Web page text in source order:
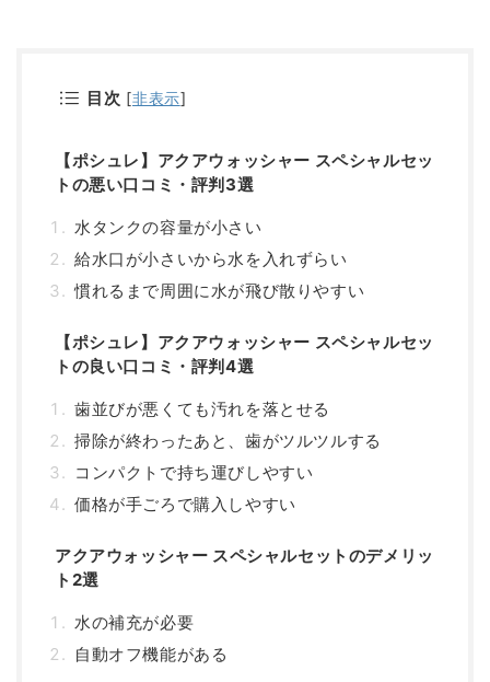
目次 [非表示]
【ポシュレ】アクアウォッシャー スペシャルセッ
トの悪い口コミ・評判3選
水タンクの容量が小さい
給水口が小さいから水を入れずらい
慣れるまで周囲に水が飛び散りやすい
【ポシュレ】アクアウォッシャー スペシャルセッ
トの良い口コミ・評判4選
歯並びが悪くても汚れを落とせる
掃除が終わったあと、歯がツルツルする
コンパクトで持ち運びしやすい
価格が手ごろで購入しやすい
アクアウォッシャー スペシャルセットのデメリッ
ト2選
水の補充が必要
自動オフ機能がある